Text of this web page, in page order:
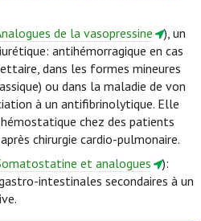
de la vasopressine
), un
antihémorragique en cas
dans les formes mineures
ou dans la maladie de von
à un antifibrinolytique. Elle
chez des patients
chirurgie cardio-pulmonaire.
et analogues
):
intestinales secondaires à un